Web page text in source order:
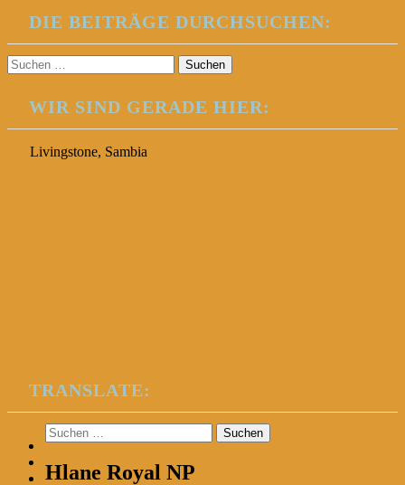
DIE BEITRÄGE DURCHSUCHEN:
Suchen
nach:
WIR SIND GERADE HIER:
Livingstone, Sambia
TRANSLATE:
Suchen
nach:
Hlane Royal NP